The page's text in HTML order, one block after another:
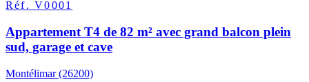
Réf.V0001
Appartement T4 de 82 m² avec grand balcon plein
sud, garage et cave
Montélimar (26200)